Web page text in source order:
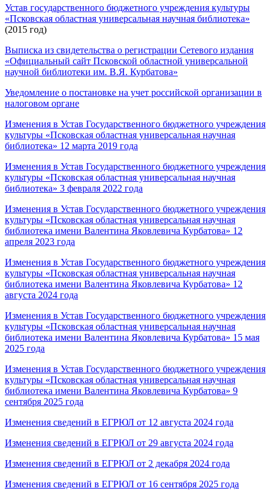
Устав государственного бюджетного учреждения культуры
«Псковская областная универсальная научная библиотека»
(2015 год)
Выписка из свидетельства о регистрации Сетевого издания
«Официальный сайт Псковской областной универсальной
научной библиотеки им. В.Я. Курбатова»
Уведомление о постановке на учет российской организации в
налоговом органе
Изменения в Устав Государственного бюджетного учреждения
культуры «Псковская областная универсальная научная
библиотека» 12 марта 2019 года
Изменения в Устав Государственного бюджетного учреждения
культуры «Псковская областная универсальная научная
библиотека» 3 февраля 2022 года
Изменения в Устав Государственного бюджетного учреждения
культуры «Псковская областная универсальная научная
библиотека имени Валентина Яковлевича Курбатова» 12
апреля 2023 года
Изменения в Устав Государственного бюджетного учреждения
культуры «Псковская областная универсальная научная
библиотека имени Валентина Яковлевича Курбатова» 12
августа 2024 года
Изменения в Устав Государственного бюджетного учреждения
культуры «Псковская областная универсальная научная
библиотека имени Валентина Яковлевича Курбатова» 15 мая
2025 года
Изменения в Устав Государственного бюджетного учреждения
культуры «Псковская областная универсальная научная
библиотека имени Валентина Яковлевича Курбатова» 9
сентября 2025 года
Изменения сведений в ЕГРЮЛ от 12 августа 2024 года
Изменения сведений в ЕГРЮЛ от 29 августа 2024 года
Изменения сведений в ЕГРЮЛ от 2 декабря 2024 года
Изменения сведений в ЕГРЮЛ от 16 сентября 2025 года